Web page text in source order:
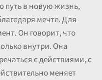
путь в новую жизнь,
мечте. Для
Он говорит, что
внутри. Она
с действиями, с
меняет